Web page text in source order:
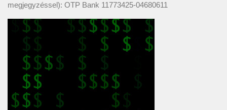
megjegyzéssel): OTP Bank 11773425-04680611